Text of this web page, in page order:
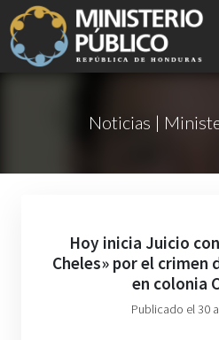
Noticias |
Hoy inicia Juicio
Cheles» por el crimen
en colonia
Publicado el 30